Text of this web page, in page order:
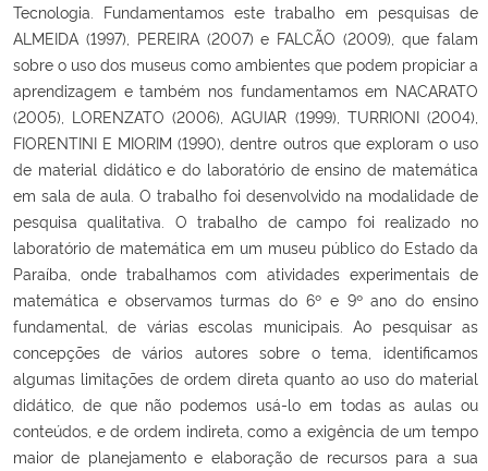
Tecnologia. Fundamentamos este trabalho em pesquisas de
ALMEIDA (1997), PEREIRA (2007) e FALCÃO (2009), que falam
sobre o uso dos museus como ambientes que podem propiciar a
aprendizagem e também nos fundamentamos em NACARATO
(2005), LORENZATO (2006), AGUIAR (1999), TURRIONI (2004),
FIORENTINI E MIORIM (1990), dentre outros que exploram o uso
de material didático e do laboratório de ensino de matemática
em sala de aula. O trabalho foi desenvolvido na modalidade de
pesquisa qualitativa. O trabalho de campo foi realizado no
laboratório de matemática em um museu público do Estado da
Paraíba, onde trabalhamos com atividades experimentais de
matemática e observamos turmas do 6º e 9º ano do ensino
fundamental, de várias escolas municipais. Ao pesquisar as
concepções de vários autores sobre o tema, identificamos
algumas limitações de ordem direta quanto ao uso do material
didático, de que não podemos usá-lo em todas as aulas ou
conteúdos, e de ordem indireta, como a exigência de um tempo
maior de planejamento e elaboração de recursos para a sua